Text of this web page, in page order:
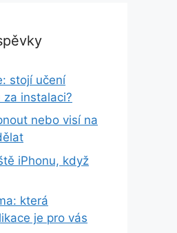
stojí učení
za instalaci?
nebo visí na
iPhonu, když
která
je pro vás